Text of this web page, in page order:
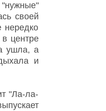
своей
нередко
центре
ушла, а
и
"Ла-ла-